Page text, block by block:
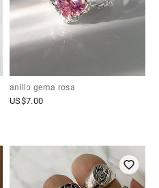
anillo gema rosa
US$7.00